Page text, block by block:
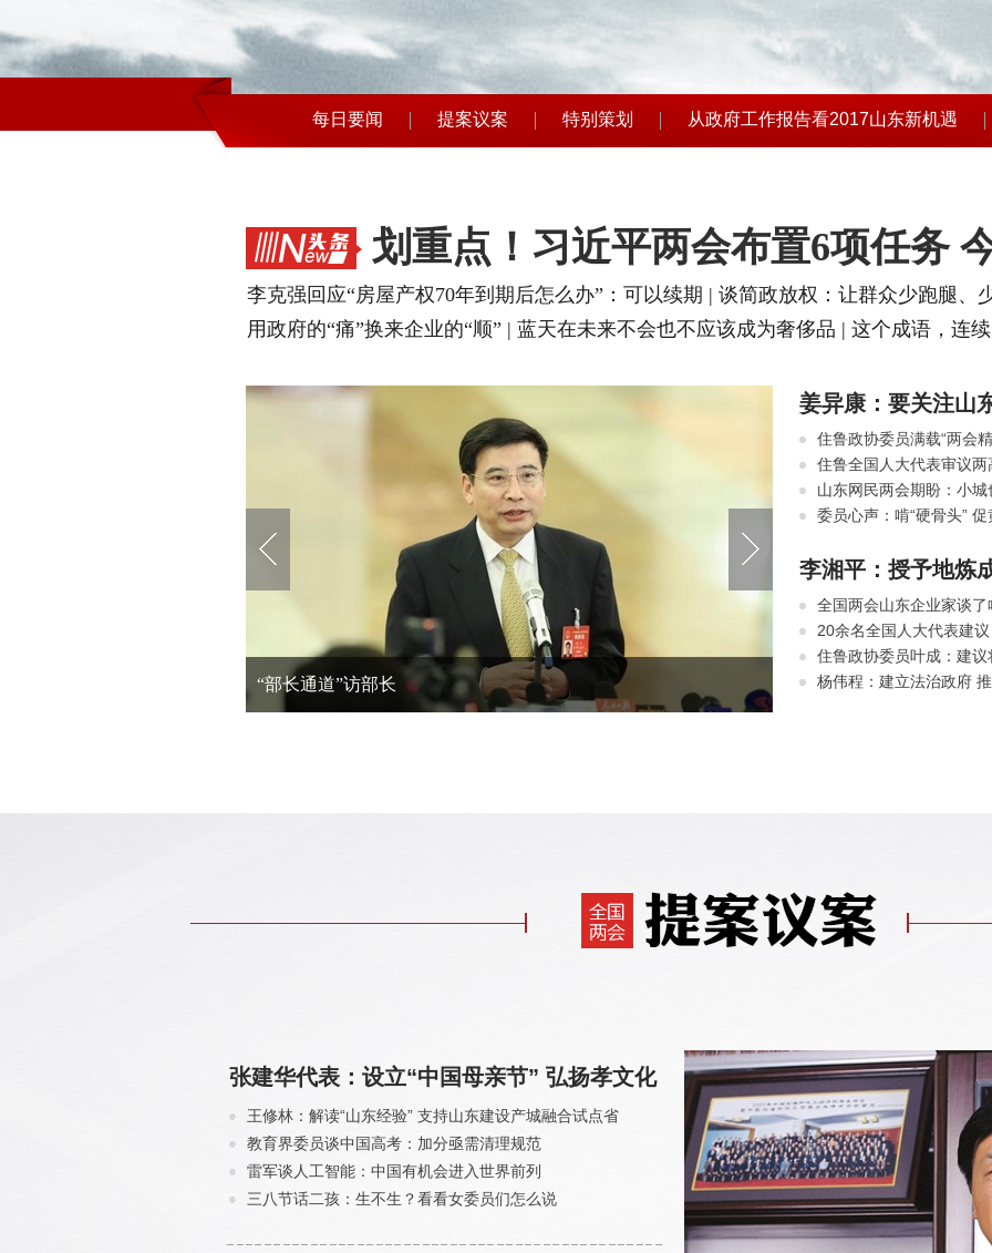
每日要闻 提案议案 特别策划 从政府工作报告看2017山东新机遇
划重点！习近平两会布置6项任务
李克强回应“房屋产权70年到期后怎么办”：可以续期 | 谈简政放权：让群众少跑腿、
用政府的“痛”换来企业的“顺” | 蓝天在未来不会也不应该成为奢侈品 | 这个成语，连
“部长通道”访部长
姜异康：要关注山
住鲁政协委员满载“两会
住鲁全国人大代表审议两
山东网民两会期盼：小
委员心声：啃“硬骨头”
李湘平：授予地炼
全国两会山东企业家谈
20余名全国人大代表建
住鲁政协委员叶成：建
杨伟程：建立法治政府
张建华代表：设立“中国母亲节” 弘扬孝文化
王修林：解读“山东经验” 支持山东建设产城融合试点省
教育界委员谈中国高考：加分亟需清理规范
雷军谈人工智能：中国有机会进入世界前列
三八节话二孩：生不生？看看女委员们怎么说